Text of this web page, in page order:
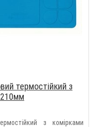
термостійкий з
з комірками